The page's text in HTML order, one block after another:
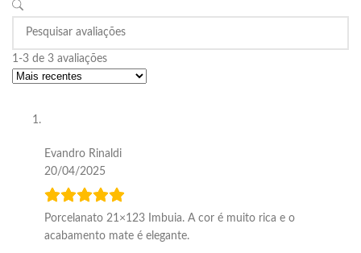
1-3 de 3 avaliações
Evandro Rinaldi
20/04/2025
Porcelanato 21×123 Imbuia. A cor é muito rica e o
acabamento mate é elegante.